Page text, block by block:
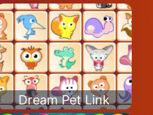
Dream Pet Link